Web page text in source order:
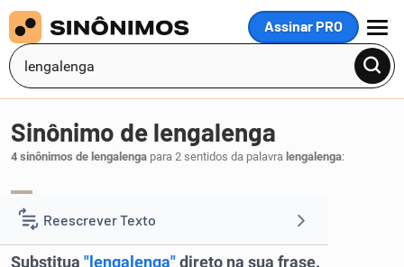
Assinar PRO
MENU
Reescrever Texto
Sinônimo de lengalenga
4 sinônimos de lengalenga para 2 sentidos da palavra lengalenga: